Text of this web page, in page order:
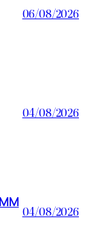
06/08/2026
04/08/2026
04/08/2026